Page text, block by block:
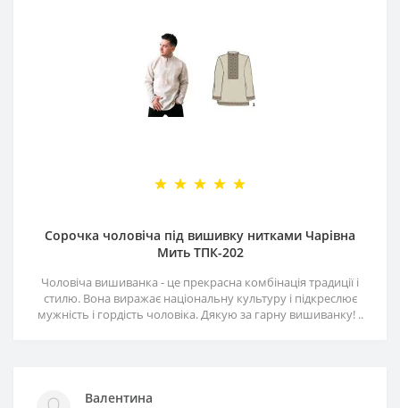
Сорочка чоловіча під вишивку нитками Чарівна
Мить ТПК-202
Чоловіча вишиванка - це прекрасна комбінація традиції і
стилю. Вона виражає національну культуру і підкреслює
мужність і гордість чоловіка. Дякую за гарну вишиванку! ..
Валентина